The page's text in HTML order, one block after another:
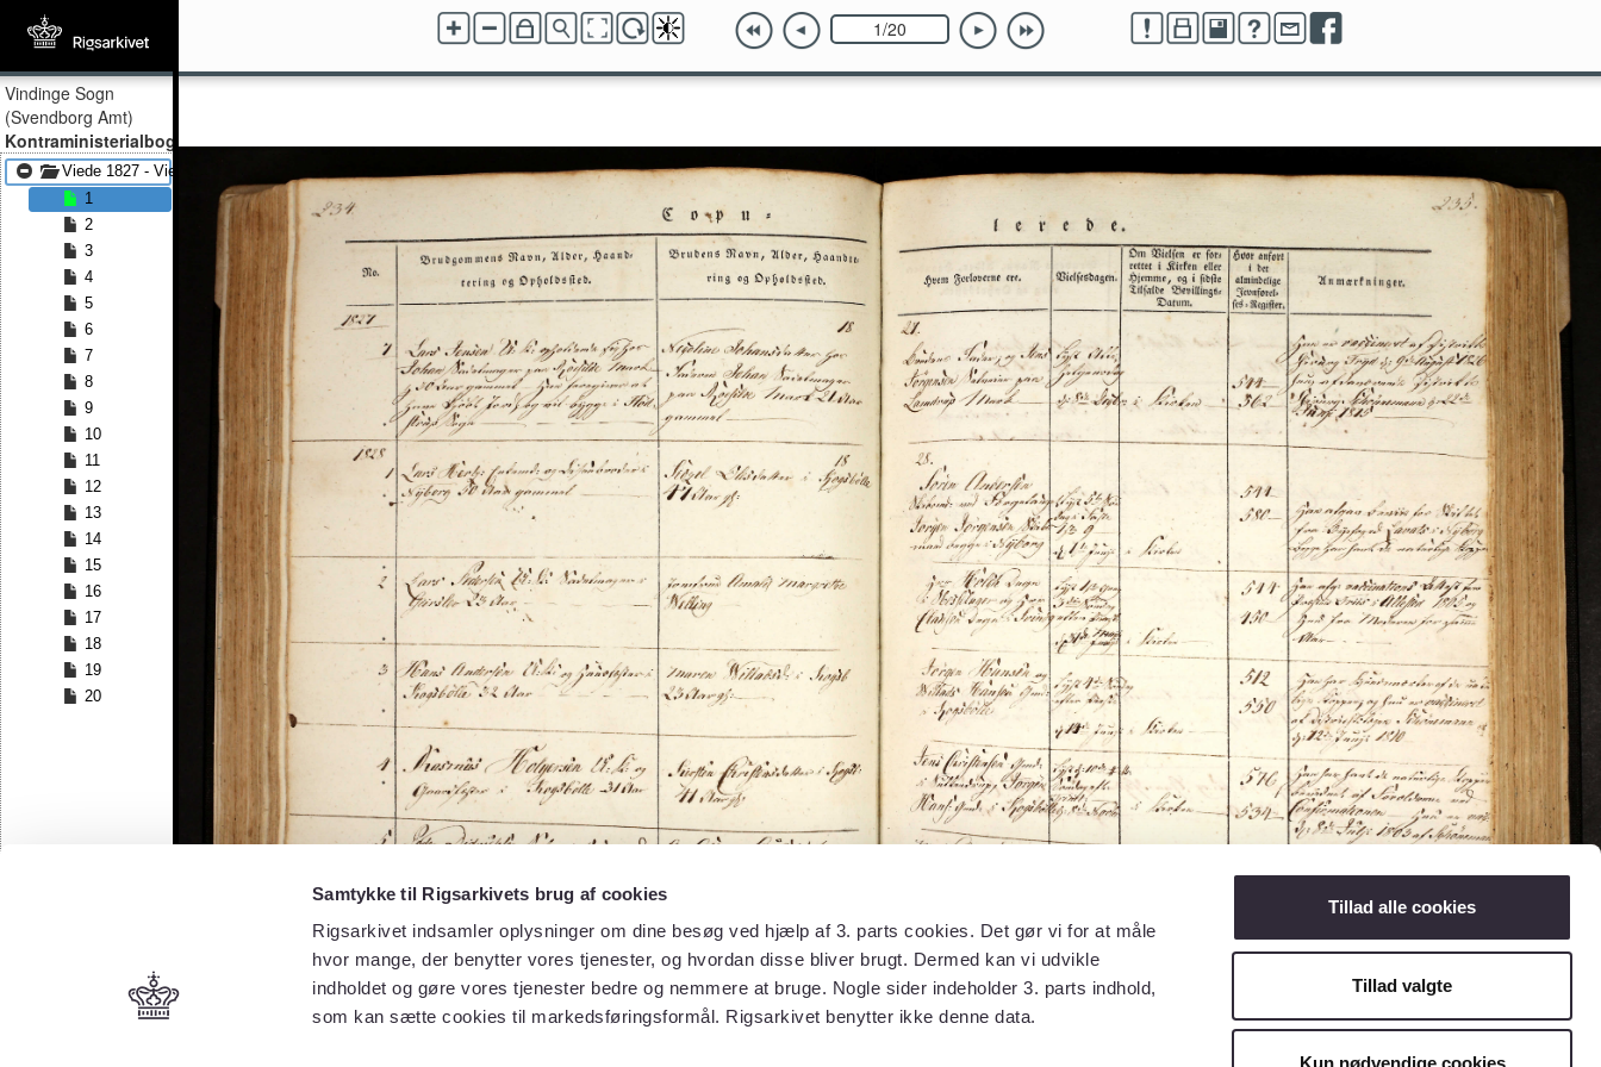
Samtykke til Rigsarkivets brug af cookies
Rigsarkivet indsamler oplysninger om dine besøg ved hjælp af 3. parts cookies. Det gør vi for at måle
hvor mange, der benytter vores tjenester, og hvordan disse bliver brugt. Dermed kan vi udvikle
indholdet og gøre vores tjenester bedre og nemmere at bruge. Nogle sider indeholder 3. parts indhold,
som kan sætte cookies til markedsføringsformål. Rigsarkivet benytter ikke denne data.
Tillad alle cookies
Tillad valgte
Kun nødvendige cookies
Vindinge Sogn
(Svendborg Amt)
Kontraministerialbog
Viede 1827 - Viede 1844
1
2
3
4
5
6
7
8
9
10
11
12
13
14
15
16
17
18
19
20